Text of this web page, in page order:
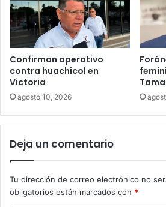
Confirman operativo
contra huachicol en
Victoria
agosto 10, 2026
Deja un comentario
Tu dirección de correo electrónico no
obligatorios están marcados con *